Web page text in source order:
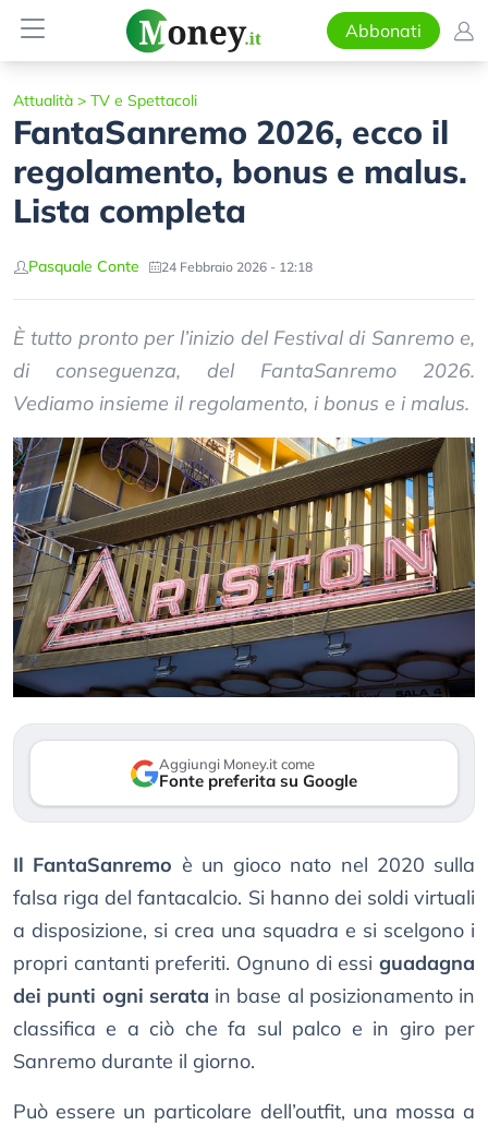
Abbonati
Attualità > TV e Spettacoli
FantaSanremo 2026, ecco il
regolamento, bonus e malus.
Lista completa
Pasquale Conte 24 Febbraio 2026 - 12:18
È tutto pronto per l’inizio del Festival di Sanremo e,
di conseguenza, del FantaSanremo 2026.
Vediamo insieme il regolamento, i bonus e i malus.
Aggiungi Money.it come
Fonte preferita su Google
Il FantaSanremo è un gioco nato nel 2020 sulla
falsa riga del fantacalcio. Si hanno dei soldi virtuali
a disposizione, si crea una squadra e si scelgono i
propri cantanti preferiti. Ognuno di essi guadagna
dei punti ogni serata in base al posizionamento in
classifica e a ciò che fa sul palco e in giro per
Sanremo durante il giorno.
Può essere un particolare dell’outfit, una mossa a